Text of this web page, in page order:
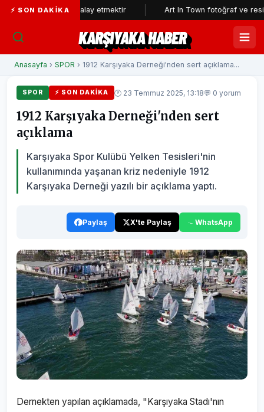
⚡ SON DAKIKA
aklıyla alay etmektir Art In Town fotoğraf ve resim
KARŞIYAKA HABER
Anasayfa › SPOR › 1912 Karşıyaka Derneği'nden sert açıklama...
SPOR ⚡ SON DAKIKA 🕐 23 Temmuz 2025, 13:18💬 0 yorum
1912 Karşıyaka Derneği'nden sert
açıklama
Karşıyaka Spor Kulübü Yelken Tesisleri'nin
kullanımında yaşanan kriz nedeniyle 1912
Karşıyaka Derneği yazılı bir açıklama yaptı.
Paylaş X'te Paylaş WhatsApp
Dernekten yapılan açıklamada, "Karşıyaka Stadı'nın